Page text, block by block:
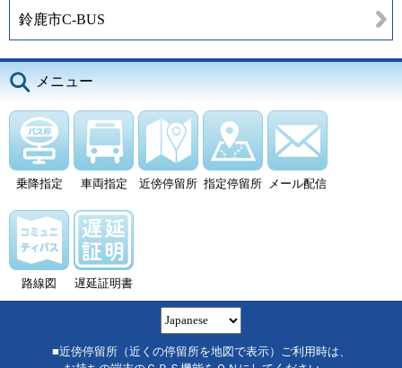
鈴鹿市C-BUS
メニュー
乗降指定 車両指定 近傍停留所 指定停留所 メール配信
路線図 遅延証明書
■近傍停留所（近くの停留所を地図で表示）ご利用時は、